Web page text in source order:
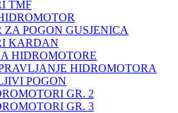
TMF
POGON GUSJENICA
KARDAN
HIDROMOTORE
HIDROMOTORA
POGON
GR. 2
GR. 3